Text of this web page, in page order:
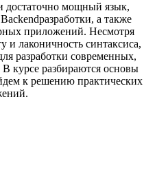
достаточно мощный язык,
а также
приложений. Несмотря
и лаконичность синтаксиса,
разработки современных,
курсе разбираются основы
к решению практических